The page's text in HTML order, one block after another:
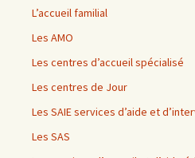
L’accueil familial
Les AMO
Les centres d’accueil spécialisé
Les centres de Jour
Les SAIE services d’aide et
Les SAS